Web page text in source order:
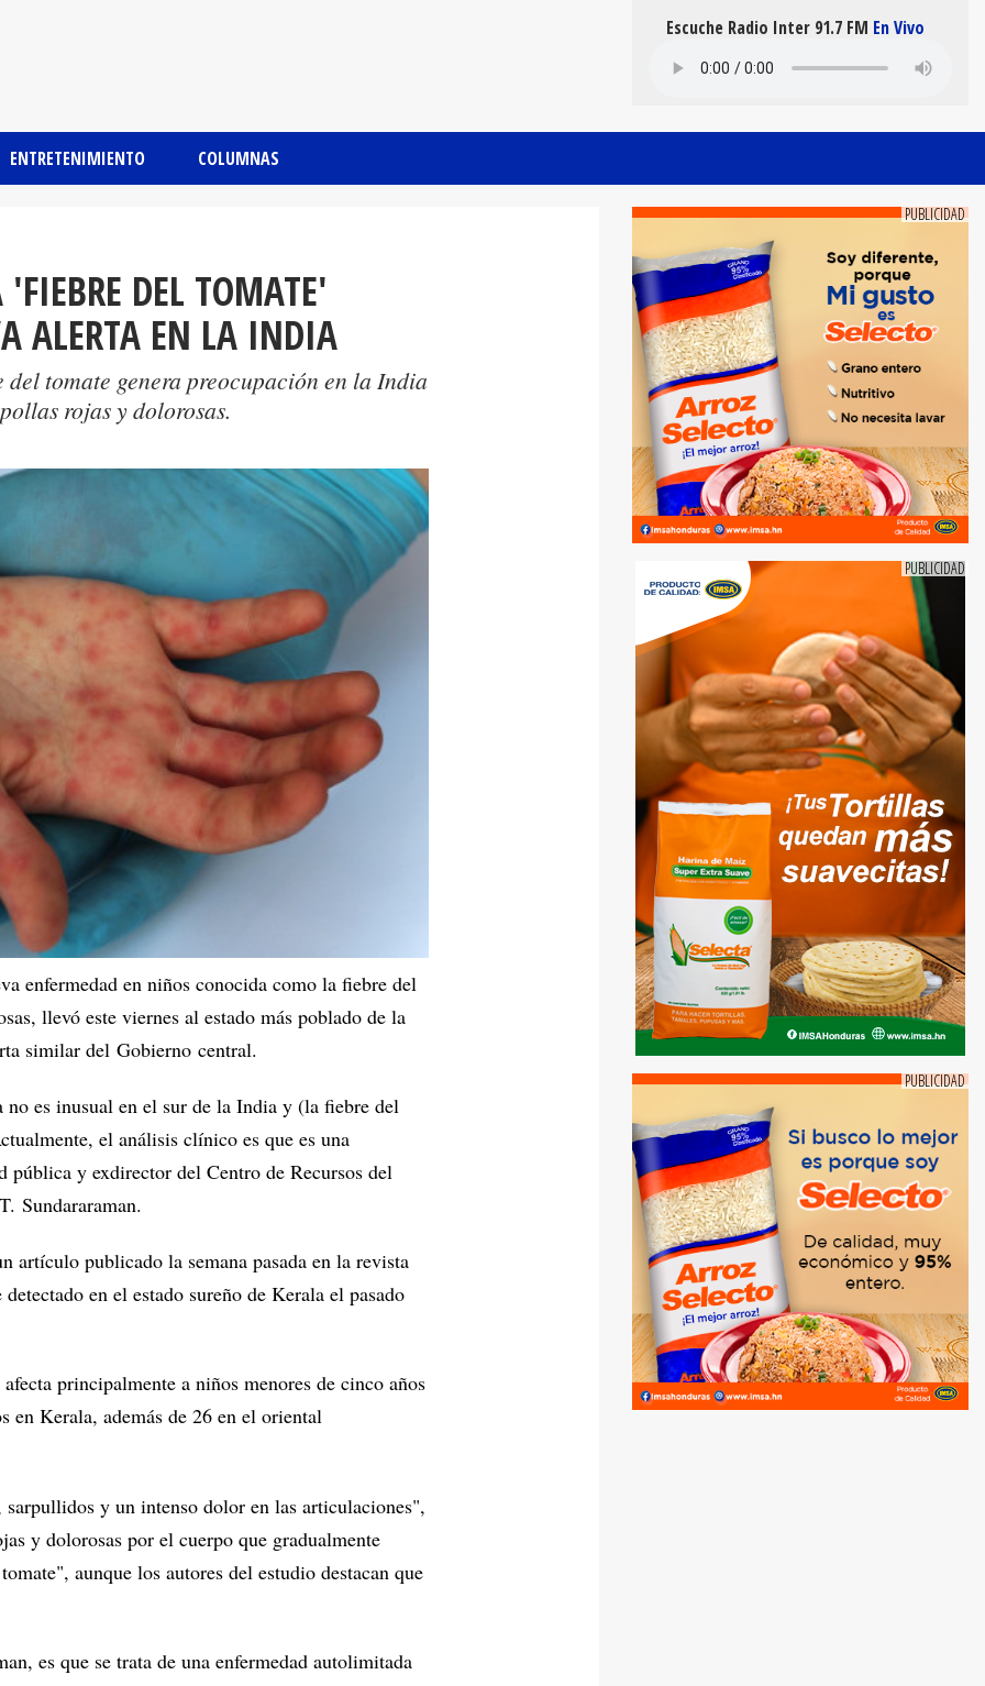
ENTRETENIMIENTO COLUMNAS
Escuche Radio Inter 91.7 FM En Vivo
DEL TOMATE'
ALERTA EN LA INDIA
tomate genera preocupación en la India
rojas y dolorosas.
enfermedad en niños conocida como la fiebre del
llevó este viernes al estado más poblado de la
similar del Gobierno central.
no es inusual en el sur de la India y (la fiebre del
el análisis clínico es que es una
pública y exdirector del Centro de Recursos del
Sundararaman.
artículo publicado la semana pasada en la revista
en el estado sureño de Kerala el pasado
principalmente a niños menores de cinco años
en Kerala, además de 26 en el oriental
y un intenso dolor en las articulaciones",
y dolorosas por el cuerpo que gradualmente
aunque los autores del estudio destacan que
es que se trata de una enfermedad autolimitada